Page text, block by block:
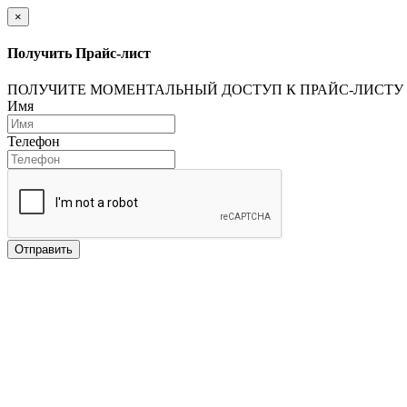
×
Получить Прайс-лист
ПОЛУЧИТЕ МОМЕНТАЛЬНЫЙ ДОСТУП К ПРАЙС-
Имя
Телефон
Отправить